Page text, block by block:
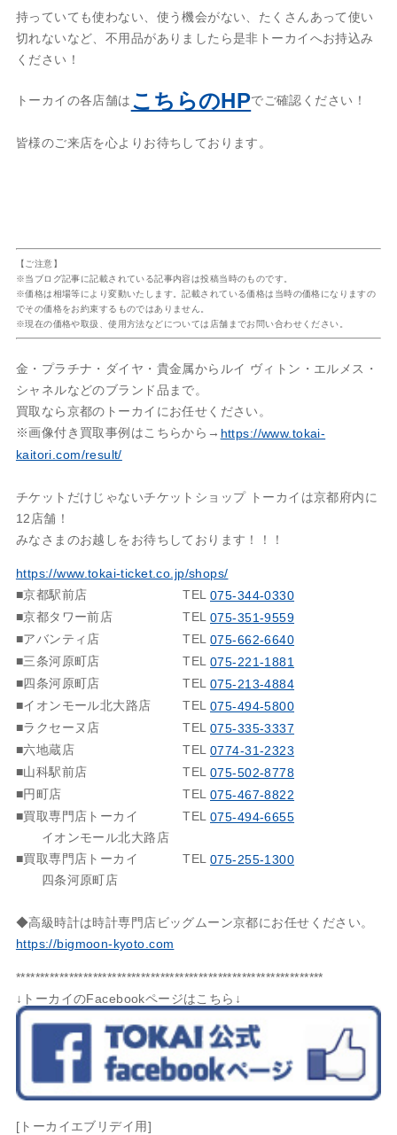
持っていても使わない、使う機会がない、たくさんあって使い
切れないなど、不用品がありましたら是非トーカイへお持込み
ください！
トーカイの各店舗は こちらのHPでご確認ください！
皆様のご来店を心よりお待ちしております。
【ご注意】
※当ブログ記事に記載されている記事内容は投稿当時のものです。
※価格は相場等により変動いたします。記載されている価格は当時の価格になりますの
でその価格をお約束するものではありません。
※現在の価格や取扱、使用方法などについては店舗までお問い合わせください。
金・プラチナ・ダイヤ・貴金属からルイ ヴィトン・エルメス・
シャネルなどのブランド品まで。
買取なら京都のトーカイにお任せください。
※画像付き買取事例はこちらから→ https://www.tokai-
kaitori.com/result/
チケットだけじゃないチケットショップ トーカイは京都府内に
12店舗！
みなさまのお越しをお待ちしております！！！
https://www.tokai-ticket.co.jp/shops/
■京都駅前店
TEL075-344-0330
■京都タワー前店
TEL075-351-9559
■アバンティ店
TEL075-662-6640
■三条河原町店
TEL075-221-1881
■四条河原町店
TEL075-213-4884
■イオンモール北大路店
TEL075-494-5800
■ラクセーヌ店
TEL075-335-3337
■六地蔵店
TEL0774-31-2323
■山科駅前店
TEL075-502-8778
■円町店
TEL075-467-8822
■買取専門店トーカイ
イオンモール北大路店
TEL075-494-6655
■買取専門店トーカイ
四条河原町店
TEL075-255-1300
◆高級時計は時計専門店ビッグムーン京都にお任せください。
https://bigmoon-kyoto.com
****************************************************************
↓トーカイのFacebookページはこちら↓
[トーカイエブリデイ用]